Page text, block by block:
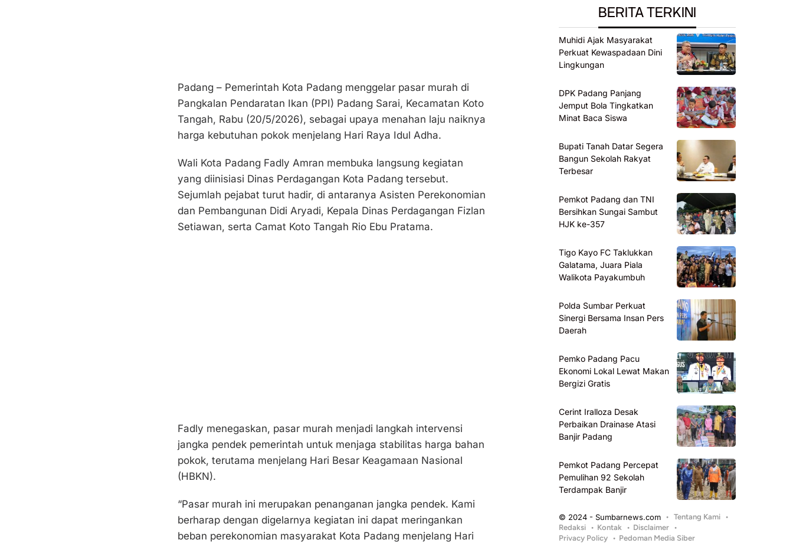
Padang – Pemerintah Kota Padang menggelar pasar murah di
Pangkalan Pendaratan Ikan (PPI) Padang Sarai, Kecamatan Koto
Tangah, Rabu (20/5/2026), sebagai upaya menahan laju naiknya
harga kebutuhan pokok menjelang Hari Raya Idul Adha.
Wali Kota Padang Fadly Amran membuka langsung kegiatan
yang diinisiasi Dinas Perdagangan Kota Padang tersebut.
Sejumlah pejabat turut hadir, di antaranya Asisten Perekonomian
dan Pembangunan Didi Aryadi, Kepala Dinas Perdagangan Fizlan
Setiawan, serta Camat Koto Tangah Rio Ebu Pratama.
Fadly menegaskan, pasar murah menjadi langkah intervensi
jangka pendek pemerintah untuk menjaga stabilitas harga bahan
pokok, terutama menjelang Hari Besar Keagamaan Nasional
(HBKN).
“Pasar murah ini merupakan penanganan jangka pendek. Kami
berharap dengan digelarnya kegiatan ini dapat meringankan
beban perekonomian masyarakat Kota Padang menjelang Hari
BERITA TERKINI
Muhidi Ajak Masyarakat
Perkuat Kewaspadaan Dini
Lingkungan
DPK Padang Panjang
Jemput Bola Tingkatkan
Minat Baca Siswa
Bupati Tanah Datar Segera
Bangun Sekolah Rakyat
Terbesar
Pemkot Padang dan TNI
Bersihkan Sungai Sambut
HJK ke-357
Tigo Kayo FC Taklukkan
Galatama, Juara Piala
Walikota Payakumbuh
Polda Sumbar Perkuat
Sinergi Bersama Insan Pers
Daerah
Pemko Padang Pacu
Ekonomi Lokal Lewat Makan
Bergizi Gratis
Cerint Iralloza Desak
Perbaikan Drainase Atasi
Banjir Padang
Pemkot Padang Percepat
Pemulihan 92 Sekolah
Terdampak Banjir
© 2024 - Sumbarnews.com
Tentang Kami
Redaksi
Kontak
Disclaimer
Privacy Policy
Pedoman Media Siber